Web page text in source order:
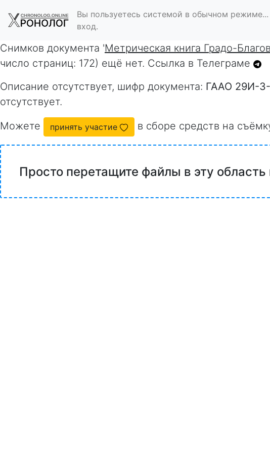
Вы пользуетесь системой в обычном
вход.
Снимков документа 'Метрическая книга Градо-
число страниц: 172) ещё нет. Ссылка в Телеграме
Описание отсутствует, шифр документа: ГААО 29И-
отсутствует.
Можете принять участие в сборе средств на
Просто перетащите файлы в эту